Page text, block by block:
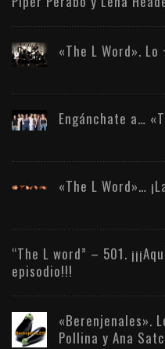
«The L Word».
Engánchate a…
«The L Word»…
“The L word” – 501.
episodio!!!
«Berenjenales».
Pollina y Ana